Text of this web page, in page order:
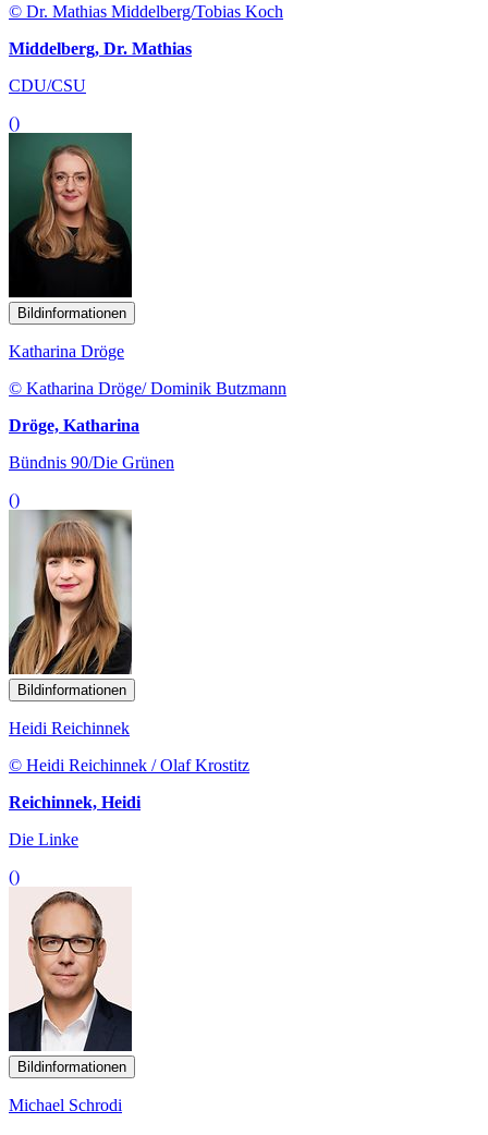
© Dr. Mathias Middelberg/Tobias Koch
Middelberg, Dr. Mathias
CDU/CSU
()
Bildinformationen
Katharina Dröge
© Katharina Dröge/ Dominik Butzmann
Dröge, Katharina
Bündnis 90/Die Grünen
()
Bildinformationen
Heidi Reichinnek
© Heidi Reichinnek / Olaf Krostitz
Reichinnek, Heidi
Die Linke
()
Bildinformationen
Michael Schrodi